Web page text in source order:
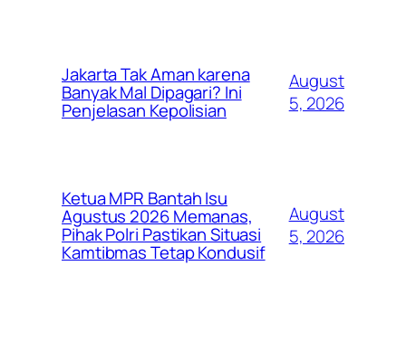
Jakarta Tak Aman karena
Banyak Mal Dipagari? Ini
Penjelasan Kepolisian
August
5, 2026
Ketua MPR Bantah Isu
Agustus 2026 Memanas,
Pihak Polri Pastikan Situasi
Kamtibmas Tetap Kondusif
August
5, 2026